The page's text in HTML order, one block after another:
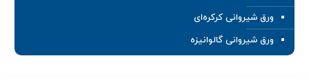
ورق شیروانی کرکره‌ای
ورق شیروانی گالوانیزه